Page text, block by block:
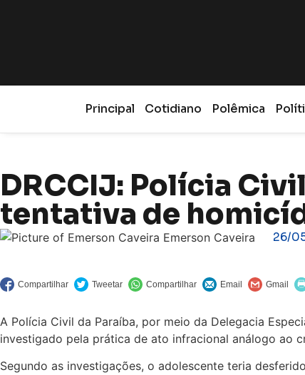
Principal Cotidiano Polêmica
DRCCIJ: Polícia
tentativa de
Emerson Caveira 26/
A Polícia Civil da Paraíba, por meio da Delegacia
investigado pela prática de ato infracional análogo ao
Segundo as investigações, o adolescente teria